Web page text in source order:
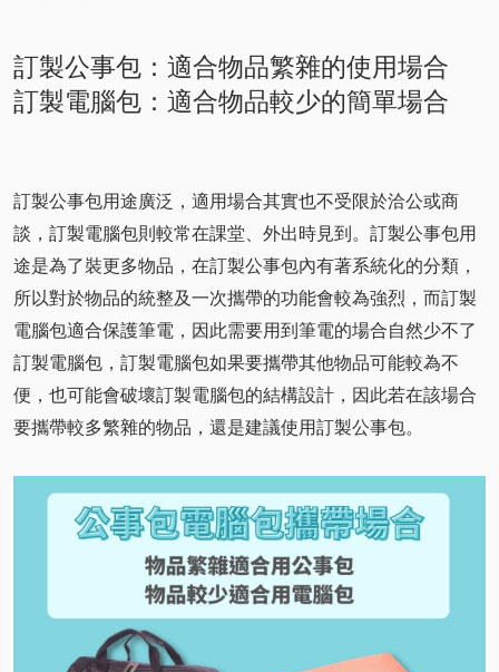
訂製公事包：適合物品繁雜的使用場合
訂製電腦包：適合物品較少的簡單場合
訂製公事包用途廣泛，適用場合其實也不受限於洽公或商
談，訂製電腦包則較常在課堂、外出時見到。訂製公事包用
途是為了裝更多物品，在訂製公事包內有著系統化的分類，
所以對於物品的統整及一次攜帶的功能會較為強烈，而訂製
電腦包適合保護筆電，因此需要用到筆電的場合自然少不了
訂製電腦包，訂製電腦包如果要攜帶其他物品可能較為不
便，也可能會破壞訂製電腦包的結構設計，因此若在該場合
要攜帶較多繁雜的物品，還是建議使用訂製公事包。